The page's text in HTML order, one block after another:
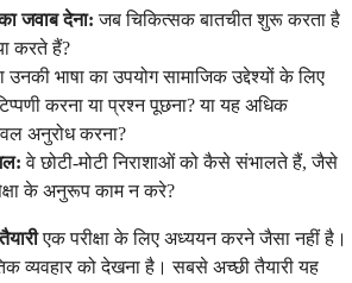
जवाब देना: जब चिकित्सक बातचीत शुरू करता है
करते हैं?
उनकी भाषा का उपयोग सामाजिक उद्देश्यों के लिए
करना या प्रश्न पूछना? या यह अधिक
अनुरोध करना?
वे छोटी-मोटी निराशाओं को कैसे संभालते हैं, जैसे
के अनुरूप काम न करे?
एक परीक्षा के लिए अध्ययन करने जैसा नहीं है।
व्यवहार को देखना है। सबसे अच्छी तैयारी यह